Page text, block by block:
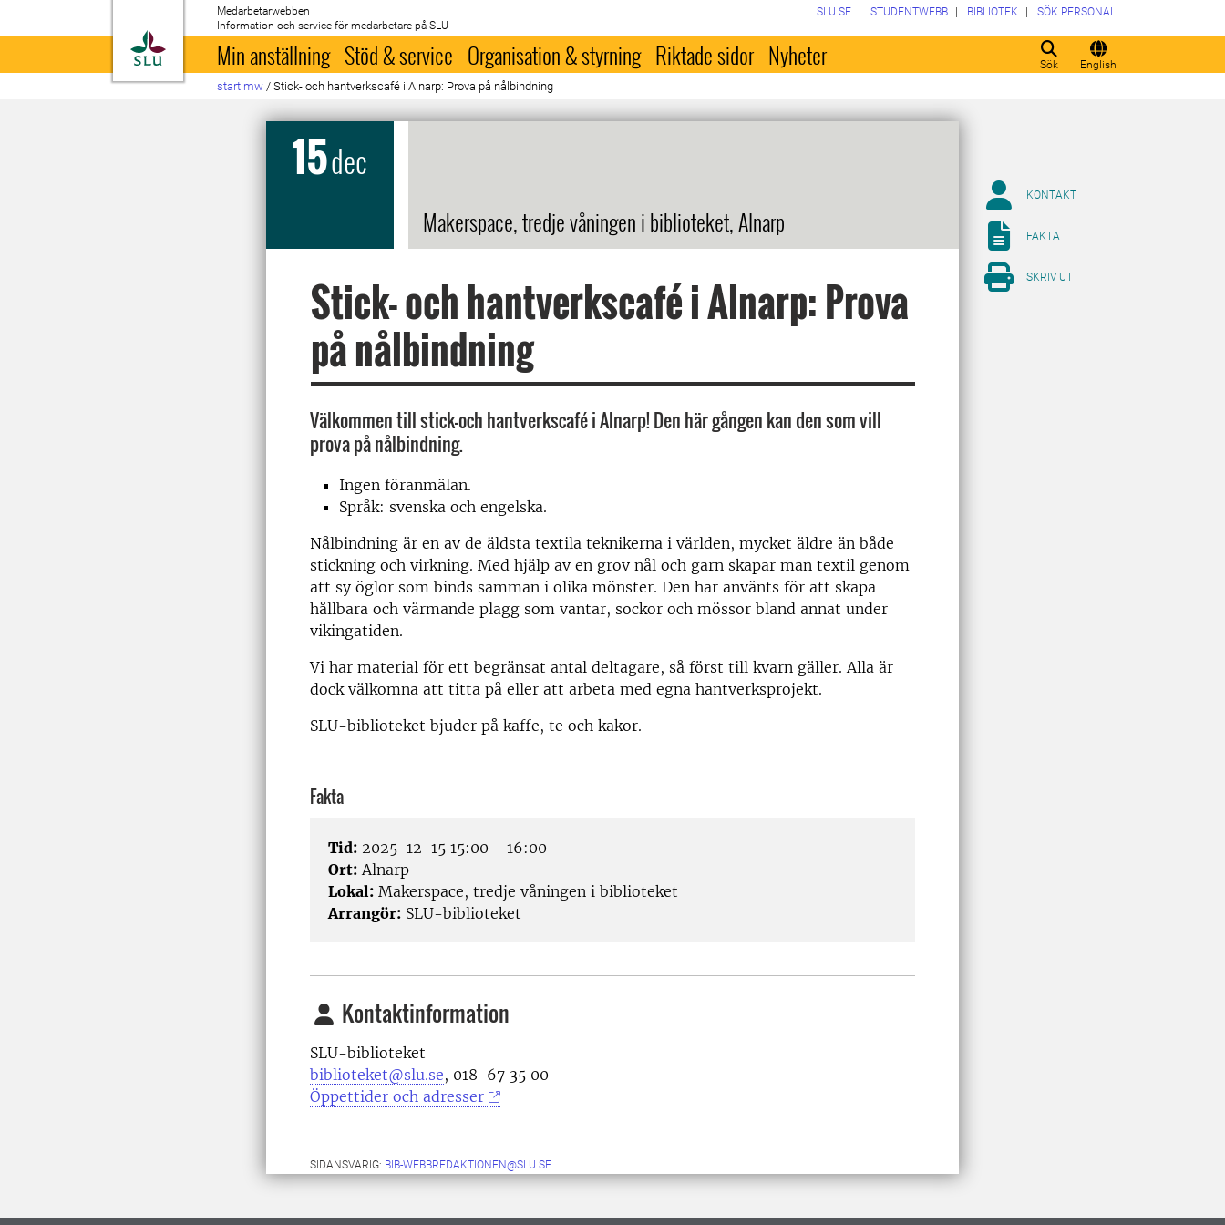
Till startsida
Medarbetarwebben
Information och service för medarbetare på SLU
Sök English
SLU.SE STUDENTWEBB BIBLIOTEK SÖK PERSONAL
Min anställning Stöd & service Organisation & styrning Riktade sidor Nyheter
start mw / Stick- och hantverkscafé i Alnarp: Prova på nålbindning
15dec
Makerspace, tredje våningen i biblioteket, Alnarp
Stick- och hantverkscafé i Alnarp: Prova
på nålbindning
Välkommen till stick-och hantverkscafé i Alnarp! Den här gången kan den som vill
prova på nålbindning.
Ingen föranmälan.
Språk: svenska och engelska.
Nålbindning är en av de äldsta textila teknikerna i världen, mycket äldre än både
stickning och virkning. Med hjälp av en grov nål och garn skapar man textil genom
att sy öglor som binds samman i olika mönster. Den har använts för att skapa
hållbara och värmande plagg som vantar, sockor och mössor bland annat under
vikingatiden.
Vi har material för ett begränsat antal deltagare, så först till kvarn gäller. Alla är
dock välkomna att titta på eller att arbeta med egna hantverksprojekt.
SLU-biblioteket bjuder på kaffe, te och kakor.
Fakta
Tid: 2025-12-15 15:00 - 16:00
Ort: Alnarp
Lokal: Makerspace, tredje våningen i biblioteket
Arrangör: SLU-biblioteket
Kontaktinformation
SLU-biblioteket
biblioteket@slu.se, 018-67 35 00
Öppettider och adresser
SIDANSVARIG: BIB-WEBBREDAKTIONEN@SLU.SE
KONTAKT
FAKTA
SKRIV UT